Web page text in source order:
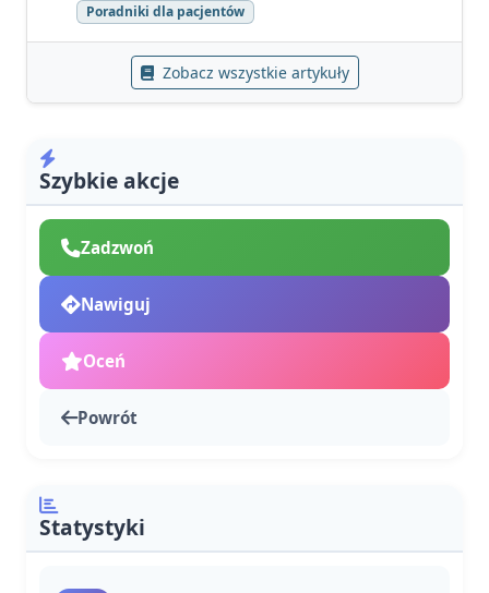
Poradniki dla pacjentów
Zobacz wszystkie artykuły
Szybkie akcje
Zadzwoń
Nawiguj
Oceń
Powrót
Statystyki